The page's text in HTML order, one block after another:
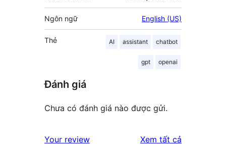
Ngôn ngữ English (US)
Thẻ AI assistant chatbot
gpt openai
Đánh giá
Chưa có đánh giá nào được gửi.
Your review Xem tất cả